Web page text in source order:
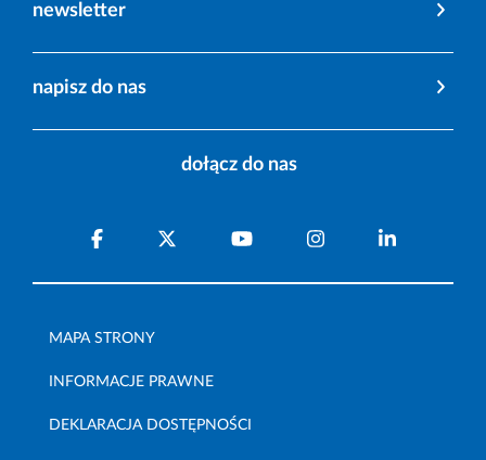
newsletter
napisz do nas
dołącz do nas
MAPA STRONY
INFORMACJE PRAWNE
DEKLARACJA DOSTĘPNOŚCI